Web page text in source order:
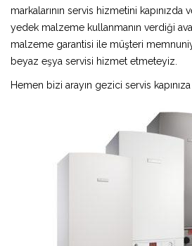
markalarının servis hizmetini kapınızda
yedek malzeme kullanmanın verdiği
malzeme garantisi ile müşteri
beyaz eşya servisi hizmet etmeteyiz.
Hemen bizi arayın gezici servis